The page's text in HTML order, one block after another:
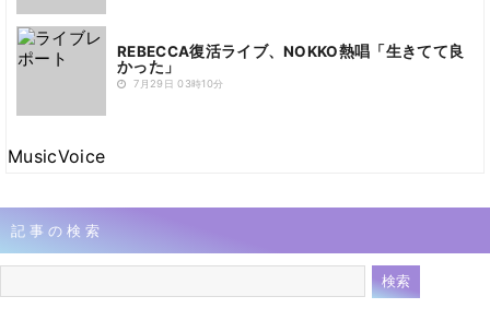
REBECCA復活ライブ、NOKKO熱唱「生きてて良
かった」
7月29日 03時10分
MusicVoice
記事の検索